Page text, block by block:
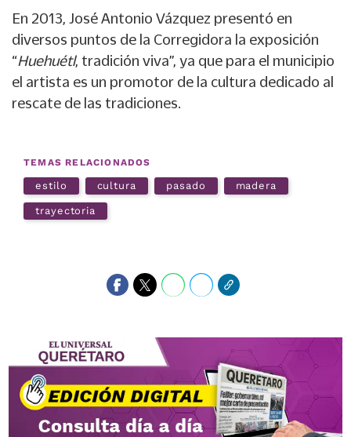
En 2013, José Antonio Vázquez presentó en
diversos puntos de la Corregidora la exposición
“Huehuétl, tradición viva”, ya que para el municipio
el artista es un promotor de la cultura dedicado al
rescate de las tradiciones.
TEMAS RELACIONADOS
estilo cultura pasado madera
trayectoria